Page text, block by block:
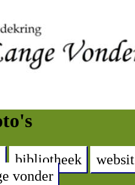
bibliotheek
vonder